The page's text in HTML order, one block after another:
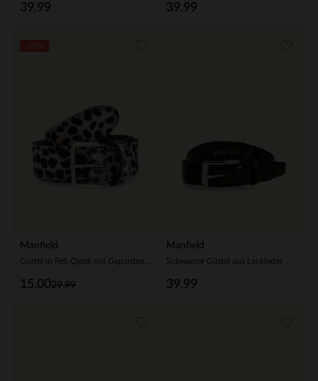
39.99 39.99
Manfield
29.99
15.00
Manfield
Schwarzer Gürtel aus Lackleder
39.99